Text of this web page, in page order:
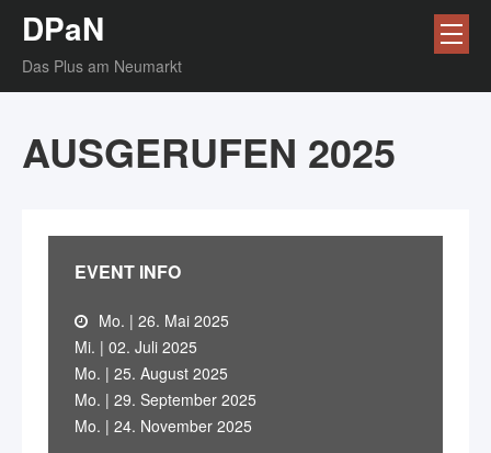
DPaN
Das Plus am Neumarkt
AUSGERUFEN 2025
EVENT INFO
Mo. | 26. Mai 2025
Mi. | 02. Juli 2025
Mo. | 25. August 2025
Mo. | 29. September 2025
Mo. | 24. November 2025